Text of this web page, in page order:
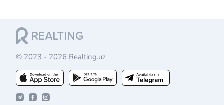
© 2023 - 2026 Realting.uz